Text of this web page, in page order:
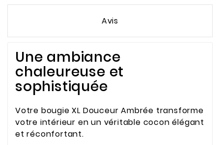
Avis
Une ambiance
chaleureuse et
sophistiquée
Votre bougie XL Douceur Ambrée transforme
votre intérieur en un véritable cocon élégant
et réconfortant.